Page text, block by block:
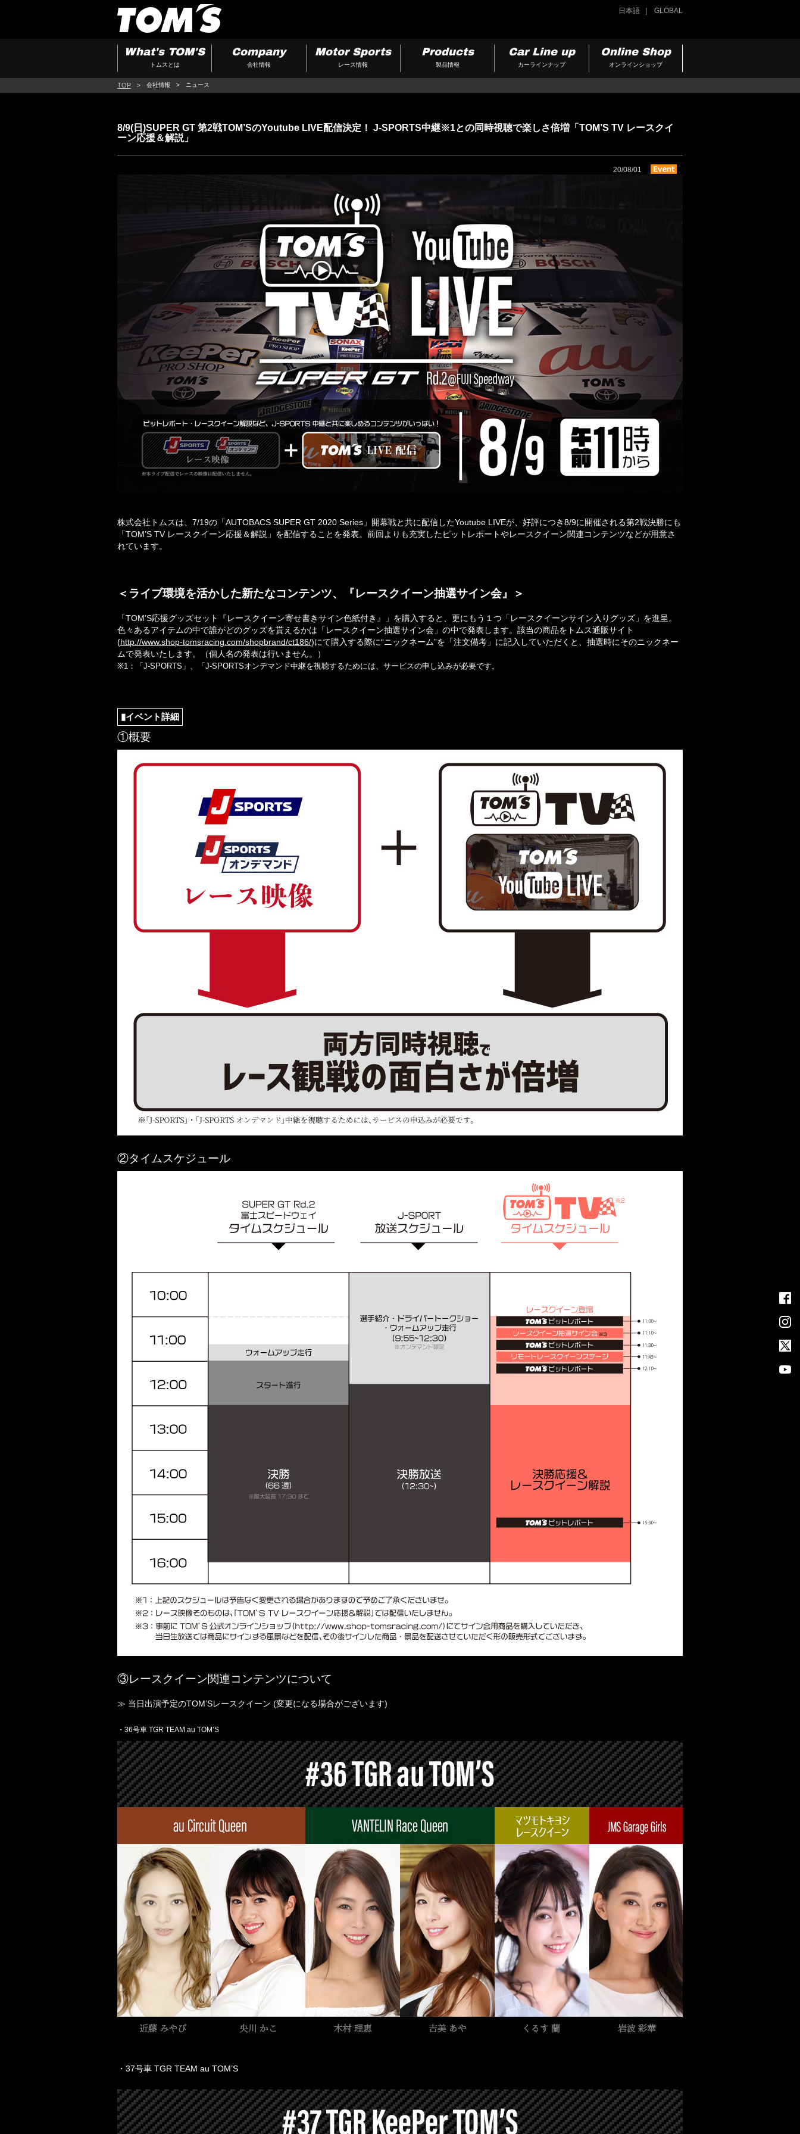
日本語 GLOBAL
What's TOM'S
トムスとは
Company
会社情報
Motor Sports
レース情報
Products
製品情報
Car Line up
カーラインナップ
Online Shop
オンラインショップ
TOP 会社情報 ニュース
8/9(日)SUPER GT 第2戦TOM’SのYoutube LIVE配信決定！ J-SPORTS中継※1との同時視聴で楽しさ倍増「TOM’S TV レースクイ
ーン応援＆解説」
20/08/01
株式会社トムスは、7/19の「AUTOBACS SUPER GT 2020 Series」開幕戦と共に配信したYoutube LIVEが、好評につき8/9に開催される第2戦決勝にも
「TOM’S TV レースクイーン応援＆解説」を配信することを発表。前回よりも充実したピットレポートやレースクイーン関連コンテンツなどが用意さ
れています。
＜ライブ環境を活かした新たなコンテンツ、『レースクイーン抽選サイン会』＞
「TOM’S応援グッズセット『レースクイーン寄せ書きサイン色紙付き』」を購入すると、更にもう１つ「レースクイーンサイン入りグッズ」を進呈。
色々あるアイテムの中で誰がどのグッズを貰えるかは「レースクイーン抽選サイン会」の中で発表します。該当の商品をトムス通販サイト
(http://www.shop-tomsracing.com/shopbrand/ct186/)にて購入する際に“ニックネーム”を「注文備考」に記入していただくと、抽選時にそのニックネー
ムで発表いたします。（個人名の発表は行いません。）
※1：「J-SPORTS」、「J-SPORTSオンデマンド中継を視聴するためには、サービスの申し込みが必要です。
▮イベント詳細
①概要
②タイムスケジュール
③レースクイーン関連コンテンツについて
≫ 当日出演予定のTOM’Sレースクイーン (変更になる場合がございます)
・36号車 TGR TEAM au TOM’S
・37号車 TGR TEAM au TOM’S